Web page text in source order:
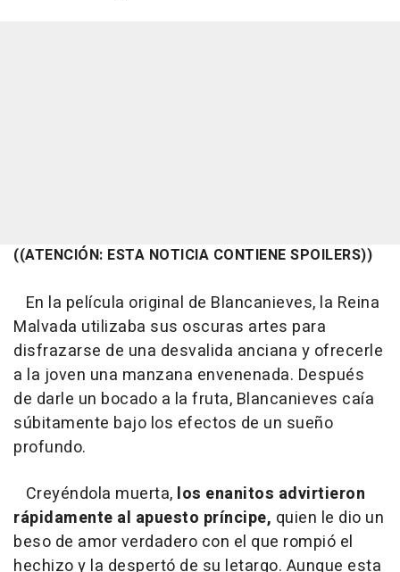
((ATENCIÓN: ESTA NOTICIA CONTIENE SPOILERS))
En la película original de Blancanieves, la Reina
Malvada utilizaba sus oscuras artes para
disfrazarse de una desvalida anciana y ofrecerle
a la joven una manzana envenenada. Después
de darle un bocado a la fruta, Blancanieves caía
súbitamente bajo los efectos de un sueño
profundo.
Creyéndola muerta, los enanitos advirtieron
rápidamente al apuesto príncipe, quien le dio un
beso de amor verdadero con el que rompió el
hechizo y la despertó de su letargo. Aunque esta